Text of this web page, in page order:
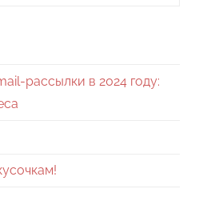
рассылки в 2024 году: